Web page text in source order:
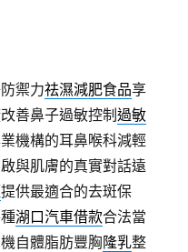
禦力祛濕減肥食品享
善鼻子過敏控制過敏
機構的耳鼻喉科減輕
與肌膚的真實對話遠
提供最適合的去斑保
湖口汽車借款合法當
自體脂肪豐胸隆乳整